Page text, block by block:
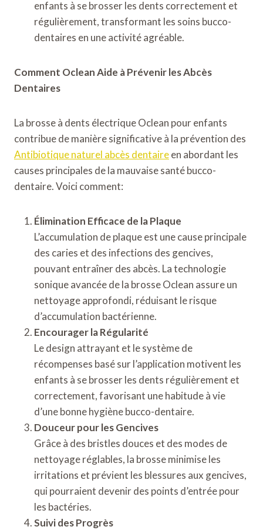
enfants à se brosser les dents correctement et
régulièrement, transformant les soins bucco-
dentaires en une activité agréable.
Comment Oclean Aide à Prévenir les Abcès
Dentaires
La brosse à dents électrique Oclean pour enfants
contribue de manière significative à la prévention des
Antibiotique naturel abcès dentaireen abordant les
causes principales de la mauvaise santé bucco-
dentaire. Voici comment:
Élimination Efficace de la Plaque
L’accumulation de plaque est une cause principale
des caries et des infections des gencives,
pouvant entraîner des abcès. La technologie
sonique avancée de la brosse Oclean assure un
nettoyage approfondi, réduisant le risque
d’accumulation bactérienne.
Encourager la Régularité
Le design attrayant et le système de
récompenses basé sur l’application motivent les
enfants à se brosser les dents régulièrement et
correctement, favorisant une habitude à vie
d’une bonne hygiène bucco-dentaire.
Douceur pour les Gencives
Grâce à des bristles douces et des modes de
nettoyage réglables, la brosse minimise les
irritations et prévient les blessures aux gencives,
qui pourraient devenir des points d’entrée pour
les bactéries.
Suivi des Progrès